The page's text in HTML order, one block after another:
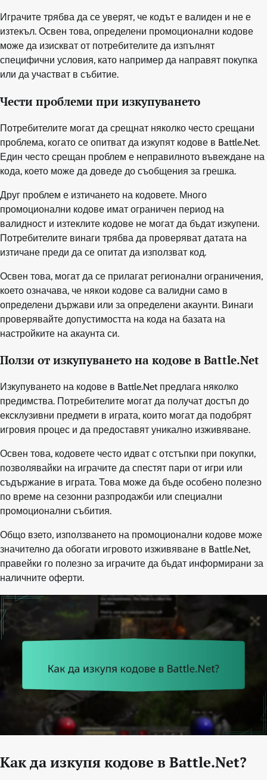
Играчите трябва да се уверят, че кодът е валиден и не е
изтекъл. Освен това, определени промоционални кодове
може да изискват от потребителите да изпълнят
специфични условия, като например да направят покупка
или да участват в събитие.
Чести проблеми при изкупуването
Потребителите могат да срещнат няколко често срещани
проблема, когато се опитват да изкупят кодове в Battle.Net.
Един често срещан проблем е неправилното въвеждане на
кода, което може да доведе до съобщения за грешка.
Друг проблем е изтичането на кодовете. Много
промоционални кодове имат ограничен период на
валидност и изтеклите кодове не могат да бъдат изкупени.
Потребителите винаги трябва да проверяват датата на
изтичане преди да се опитат да използват код.
Освен това, могат да се прилагат регионални ограничения,
което означава, че някои кодове са валидни само в
определени държави или за определени акаунти. Винаги
проверявайте допустимостта на кода на базата на
настройките на акаунта си.
Ползи от изкупуването на кодове в Battle.Net
Изкупуването на кодове в Battle.Net предлага няколко
предимства. Потребителите могат да получат достъп до
ексклузивни предмети в играта, които могат да подобрят
игровия процес и да предоставят уникално изживяване.
Освен това, кодовете често идват с отстъпки при покупки,
позволявайки на играчите да спестят пари от игри или
съдържание в играта. Това може да бъде особено полезно
по време на сезонни разпродажби или специални
промоционални събития.
Общо взето, използването на промоционални кодове може
значително да обогати игровото изживяване в Battle.Net,
правейки го полезно за играчите да бъдат информирани за
наличните оферти.
Как да изкупя кодове в Battle.Net?